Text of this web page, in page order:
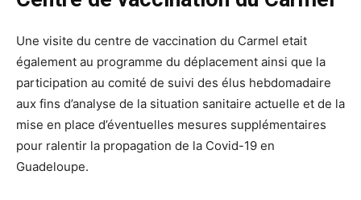
Une visite du centre de vaccination du Carmel etait
également au programme du déplacement ainsi que la
participation au comité de suivi des élus hebdomadaire
aux fins d’analyse de la situation sanitaire actuelle et de la
mise en place d’éventuelles mesures supplémentaires
pour ralentir la propagation de la Covid-19 en
Guadeloupe.